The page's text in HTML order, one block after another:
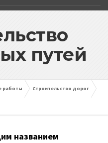
путей
работы Строительство дорог
названием